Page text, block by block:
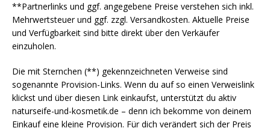
**Partnerlinks und ggf. angegebene Preise verstehen sich inkl.
Mehrwertsteuer und ggf. zzgl. Versandkosten. Aktuelle Preise
und Verfügbarkeit sind bitte direkt über den Verkäufer
einzuholen.
Die mit Sternchen (**) gekennzeichneten Verweise sind
sogenannte Provision-Links. Wenn du auf so einen Verweislink
klickst und über diesen Link einkaufst, unterstützt du aktiv
naturseife-und-kosmetik.de – denn ich bekomme von deinem
Einkauf eine kleine Provision. Für dich verändert sich der Preis